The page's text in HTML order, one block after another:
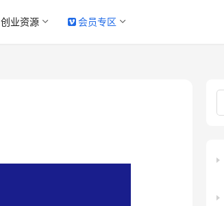
创业资源 会员专区